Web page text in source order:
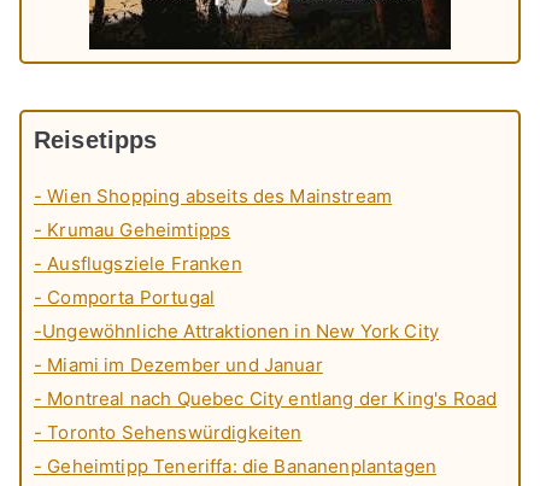
Reisetipps
- Wien Shopping abseits des Mainstream
- Krumau Geheimtipps
- Ausflugsziele Franken
- Comporta Portugal
-Ungewöhnliche Attraktionen in New York City
- Miami im Dezember und Januar
- Montreal nach Quebec City entlang der King's Road
- Toronto Sehenswürdigkeiten
- Geheimtipp Teneriffa: die Bananenplantagen